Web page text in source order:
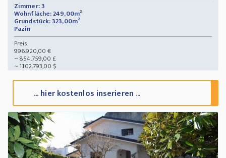
Zimmer: 3
Wohnfläche: 249,00m²
Grundstück: 323,00m²
Pazin
Preis:
996.920,00 €
~ 854.759,00 £
~ 1.102.793,00 $
... hier kostenlos inserieren ...